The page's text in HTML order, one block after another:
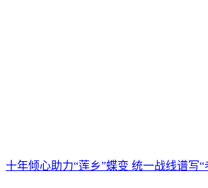
十年倾心助力“莲乡”蝶变 统一战线谱写“